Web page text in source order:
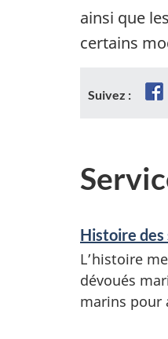
ainsi que
certains
Suivez :
Histoire des
L’histoire
dévoués
marins pour